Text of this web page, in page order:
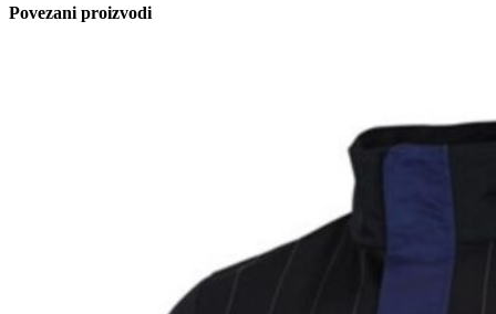
Povezani proizvodi